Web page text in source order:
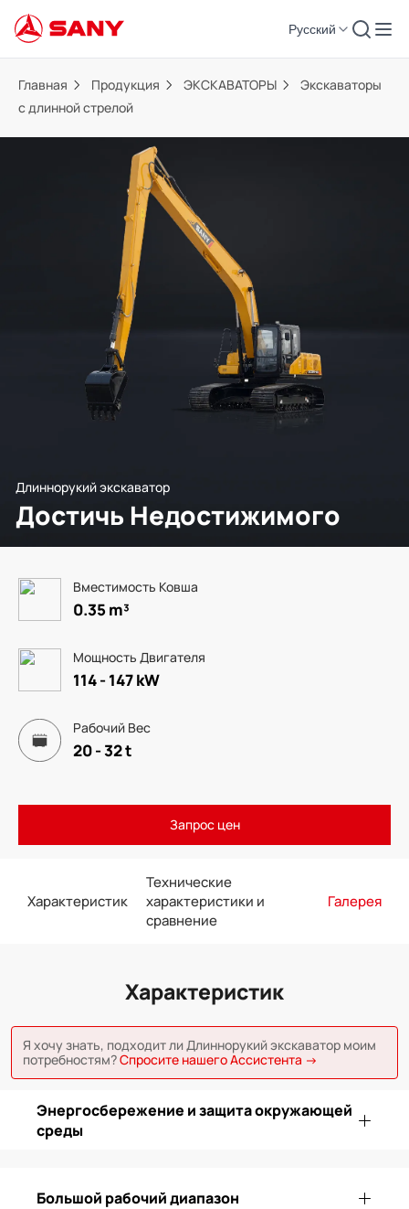
Русский
Главная Продукция ЭКСКАВАТОРЫ
Экскаваторы
с длинной стрелой
Длиннорукий экскаватор
Достичь Недостижимого
Вместимость Ковша
0.35 m³
Мощность Двигателя
114 - 147 kW
Рабочий Вес
20 - 32 t
Запрос цен
Характеристик
Технические
характеристики и
сравнение
Галерея
Характеристик
Я хочу знать, подходит ли Длиннорукий экскаватор моим
потребностям?Спросите нашего Ассистента →
Энергосбережение и защита окружающей
среды
Большой рабочий диапазон